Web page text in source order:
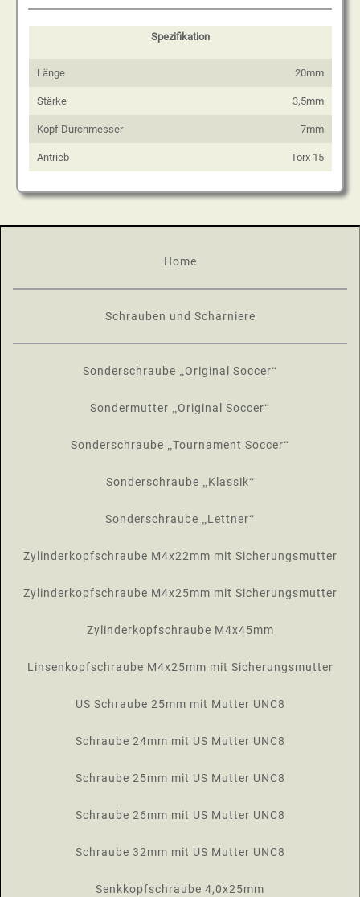
Spezifikation
Länge 20mm
Stärke 3,5mm
Kopf Durchmesser 7mm
Antrieb Torx 15
Home
Schrauben und Scharniere
Sonderschraube „Original Soccer“
Sondermutter „Original Soccer“
Sonderschraube „Tournament Soccer“
Sonderschraube „Klassik“
Sonderschraube „Lettner“
Zylinderkopfschraube M4x22mm mit Sicherungsmutter
Zylinderkopfschraube M4x25mm mit Sicherungsmutter
Zylinderkopfschraube M4x45mm
Linsenkopfschraube M4x25mm mit Sicherungsmutter
US Schraube 25mm mit Mutter UNC8
Schraube 24mm mit US Mutter UNC8
Schraube 25mm mit US Mutter UNC8
Schraube 26mm mit US Mutter UNC8
Schraube 32mm mit US Mutter UNC8
Senkkopfschraube 4,0x25mm